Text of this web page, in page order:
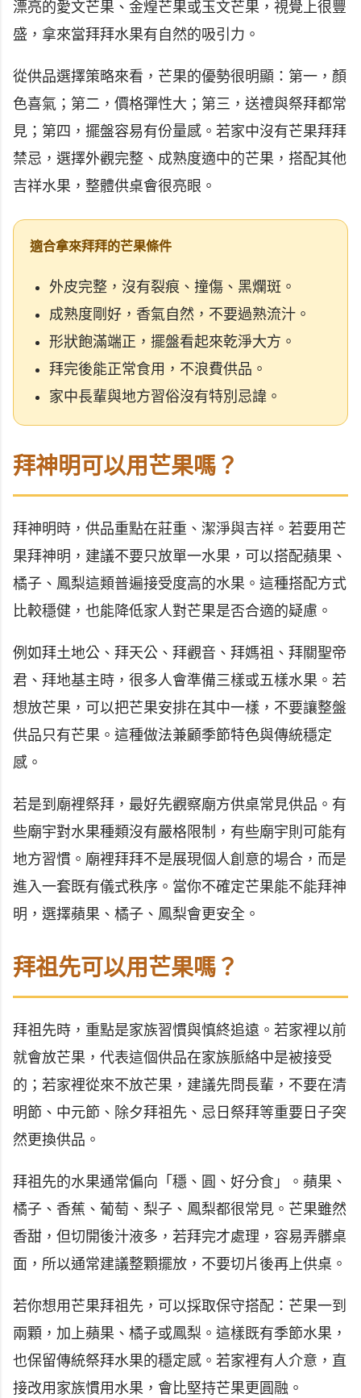
漂亮的愛文芒果、金煌芒果或玉文芒果，視覺上很豐
盛，拿來當拜拜水果有自然的吸引力。
從供品選擇策略來看，芒果的優勢很明顯：第一，顏
色喜氣；第二，價格彈性大；第三，送禮與祭拜都常
見；第四，擺盤容易有份量感。若家中沒有芒果拜拜
禁忌，選擇外觀完整、成熟度適中的芒果，搭配其他
吉祥水果，整體供桌會很亮眼。
適合拿來拜拜的芒果條件
外皮完整，沒有裂痕、撞傷、黑爛斑。
成熟度剛好，香氣自然，不要過熟流汁。
形狀飽滿端正，擺盤看起來乾淨大方。
拜完後能正常食用，不浪費供品。
家中長輩與地方習俗沒有特別忌諱。
拜神明可以用芒果嗎？
拜神明時，供品重點在莊重、潔淨與吉祥。若要用芒
果拜神明，建議不要只放單一水果，可以搭配蘋果、
橘子、鳳梨這類普遍接受度高的水果。這種搭配方式
比較穩健，也能降低家人對芒果是否合適的疑慮。
例如拜土地公、拜天公、拜觀音、拜媽祖、拜關聖帝
君、拜地基主時，很多人會準備三樣或五樣水果。若
想放芒果，可以把芒果安排在其中一樣，不要讓整盤
供品只有芒果。這種做法兼顧季節特色與傳統穩定
感。
若是到廟裡祭拜，最好先觀察廟方供桌常見供品。有
些廟宇對水果種類沒有嚴格限制，有些廟宇則可能有
地方習慣。廟裡拜拜不是展現個人創意的場合，而是
進入一套既有儀式秩序。當你不確定芒果能不能拜神
明，選擇蘋果、橘子、鳳梨會更安全。
拜祖先可以用芒果嗎？
拜祖先時，重點是家族習慣與慎終追遠。若家裡以前
就會放芒果，代表這個供品在家族脈絡中是被接受
的；若家裡從來不放芒果，建議先問長輩，不要在清
明節、中元節、除夕拜祖先、忌日祭拜等重要日子突
然更換供品。
拜祖先的水果通常偏向「穩、圓、好分食」。蘋果、
橘子、香蕉、葡萄、梨子、鳳梨都很常見。芒果雖然
香甜，但切開後汁液多，若拜完才處理，容易弄髒桌
面，所以通常建議整顆擺放，不要切片後再上供桌。
若你想用芒果拜祖先，可以採取保守搭配：芒果一到
兩顆，加上蘋果、橘子或鳳梨。這樣既有季節水果，
也保留傳統祭拜水果的穩定感。若家裡有人介意，直
接改用家族慣用水果，會比堅持芒果更圓融。